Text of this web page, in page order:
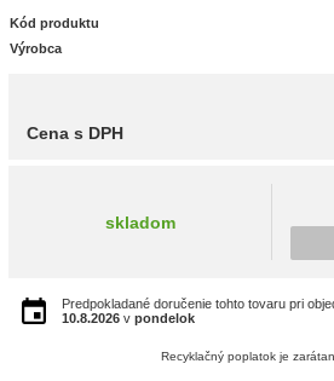
Kód produktu
Výrobca
Cena s DPH
skladom
Predpokladané doručenie tohto tovaru pri
10.8.2026 v pondelok
Recyklačný poplatok je